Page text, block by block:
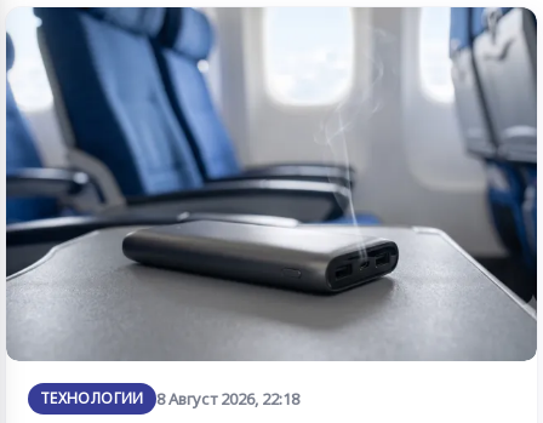
ТЕХНОЛОГИИ 8 Август 2026, 22:18